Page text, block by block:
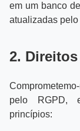
em um banco
atualizadas
2.
pelo RGPD,
princípios: